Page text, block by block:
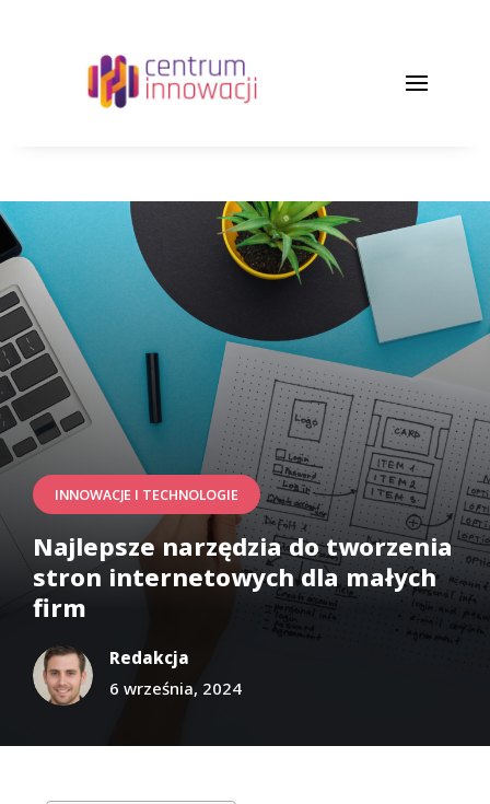
INNOWACJE I TECHNOLOGIE
Najlepsze narzędzia do tworzenia
stron internetowych dla małych
firm
Redakcja
6 września, 2024